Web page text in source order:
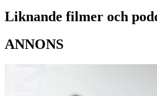
Liknande filmer och
ANNONS